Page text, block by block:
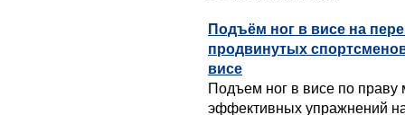
Подъём ног в висе на
продвинутых
висе
Подъем ног в висе по
эффективных упражнений